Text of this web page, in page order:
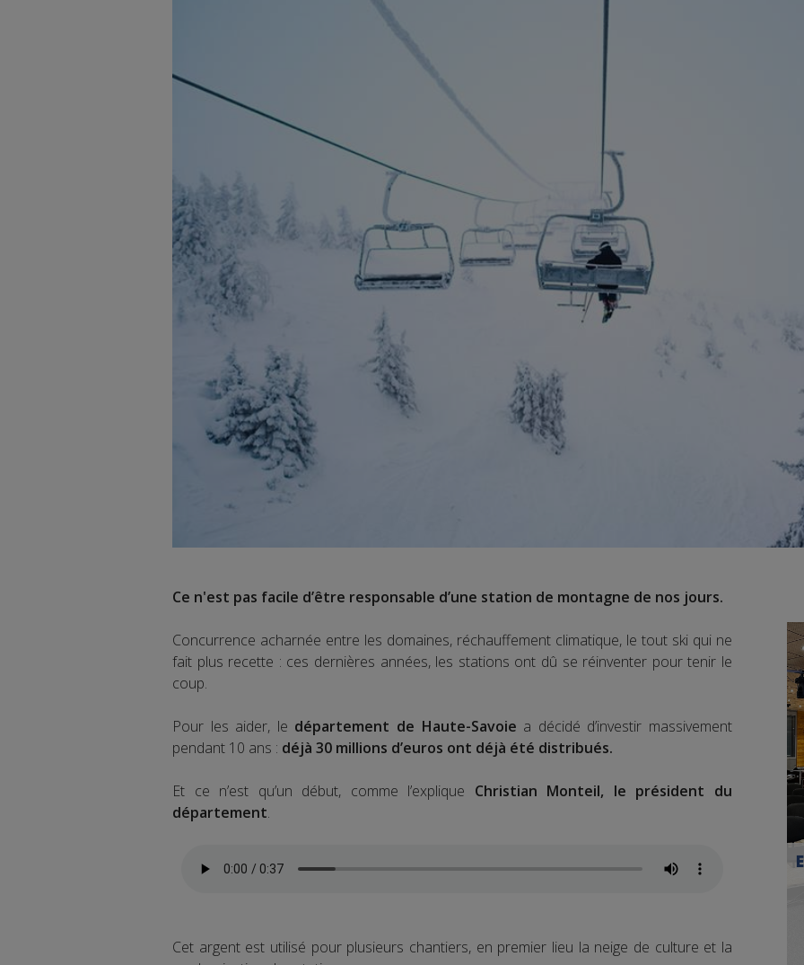
Ce n'est pas facile d’être responsable d’une station de montagne de nos jours.
Concurrence acharnée entre les domaines, réchauffement climatique, le tout ski qui ne
fait plus recette : ces dernières années, les stations ont dû se réinventer pour tenir le
coup.
Pour les aider, le département de Haute-Savoie a décidé d’investir massivement
pendant 10 ans : déjà 30 millions d’euros ont déjà été distribués.
Et ce n’est qu’un début, comme l’explique Christian Monteil, le président du
département.
Cet argent est utilisé pour plusieurs chantiers, en premier lieu la neige de culture et la